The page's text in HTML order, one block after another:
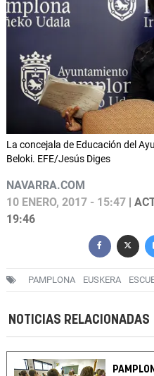
La concejala de Educación del
Beloki. EFE/Jesús Diges
NAVARRA.COM
10 ENERO, 2017 - 15:47 |
19:46
PAMPLONA EUSKERA
NOTICIAS RELACIONADAS